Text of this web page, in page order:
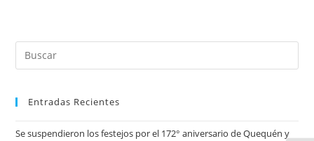
Entradas Recientes
Se suspendieron los festejos por el 172° aniversario de Quequén y